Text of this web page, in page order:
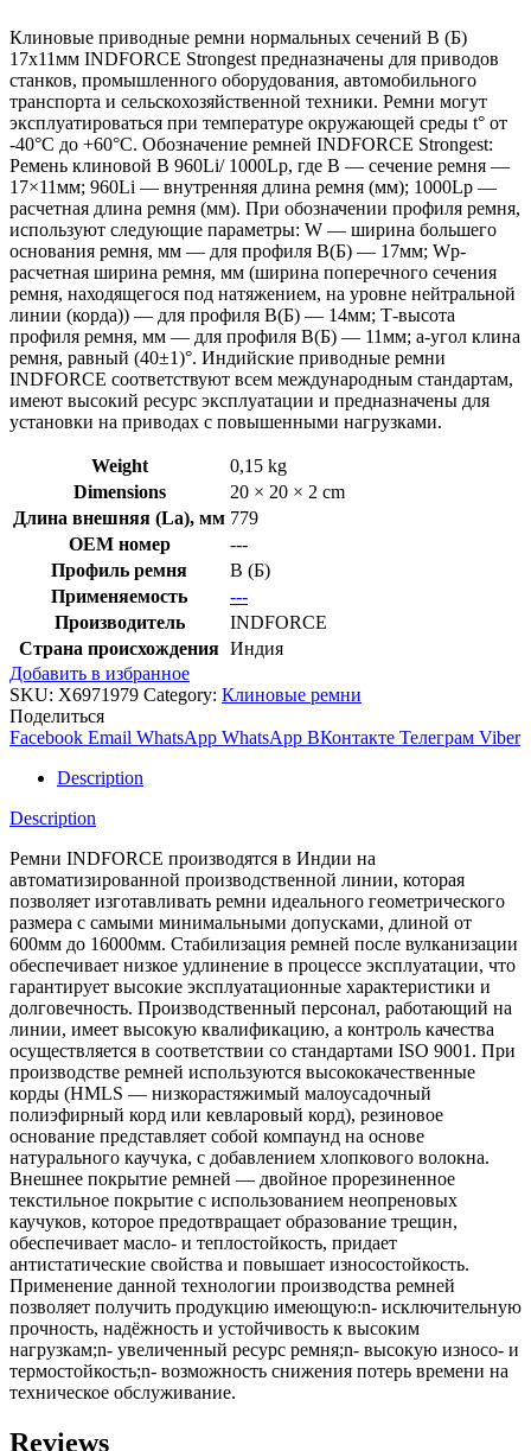
Клиновые приводные ремни нормальных сечений B (Б)
17х11мм INDFORCE Strongest предназначены для приводов
станков, промышленного оборудования, автомобильного
транспорта и сельскохозяйственной техники. Ремни могут
эксплуатироваться при температуре окружающей среды t° от
-40°С до +60°С. Обозначение ремней INDFORCE Strongest:
Ремень клиновой B 960Li/ 1000Lp, где B — сечение ремня —
17×11мм; 960Li — внутренняя длина ремня (мм); 1000Lp —
расчетная длина ремня (мм). При обозначении профиля ремня,
используют следующие параметры: W — ширина большего
основания ремня, мм — для профиля B(Б) — 17мм; Wp-
расчетная ширина ремня, мм (ширина поперечного сечения
ремня, находящегося под натяжением, на уровне нейтральной
линии (корда)) — для профиля B(Б) — 14мм; Т-высота
профиля ремня, мм — для профиля B(Б) — 11мм; a-угол клина
ремня, равный (40±1)°. Индийские приводные ремни
INDFORCE соответствуют всем международным стандартам,
имеют высокий ресурс эксплуатации и предназначены для
установки на приводах с повышенными нагрузками.
Weight
0,15 kg
Dimensions
20 × 20 × 2 cm
Длина внешняя (La), мм 779
OEM номер
---
Профиль ремня
B (Б)
Применяемость
---
Производитель
INDFORCE
Страна происхождения Индия
Добавить в избранное
SKU: X6971979 Category: Клиновые ремни
Поделиться
Facebook Email WhatsApp WhatsApp ВКонтакте Телеграм Viber
Description
Description
Ремни INDFORCE производятся в Индии на
автоматизированной производственной линии, которая
позволяет изготавливать ремни идеального геометрического
размера с самыми минимальными допусками, длиной от
600мм до 16000мм. Стабилизация ремней после вулканизации
обеспечивает низкое удлинение в процессе эксплуатации, что
гарантирует высокие эксплуатационные характеристики и
долговечность. Производственный персонал, работающий на
линии, имеет высокую квалификацию, а контроль качества
осуществляется в соответствии со стандартами ISO 9001. При
производстве ремней используются высококачественные
корды (HMLS — низкорастяжимый малоусадочный
полиэфирный корд или кевларовый корд), резиновое
основание представляет собой компаунд на основе
натурального каучука, с добавлением хлопкового волокна.
Внешнее покрытие ремней — двойное прорезиненное
текстильное покрытие с использованием неопреновых
каучуков, которое предотвращает образование трещин,
обеспечивает масло- и теплостойкость, придает
антистатические свойства и повышает износостойкость.
Применение данной технологии производства ремней
позволяет получить продукцию имеющую:n- исключительную
прочность, надёжность и устойчивость к высоким
нагрузкам;n- увеличенный ресурс ремня;n- высокую износо- и
термостойкость;n- возможность снижения потерь времени на
техническое обслуживание.
Reviews